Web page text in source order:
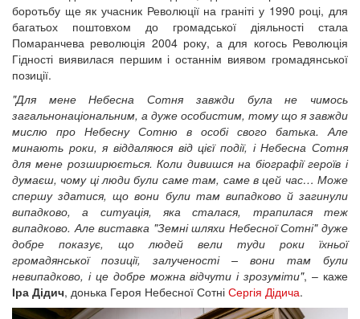
боротьбу ще як учасник Революції на граніті у 1990 році, для
багатьох поштовхом до громадської діяльності стала
Помаранчева революція 2004 року, а для когось Революція
Гідності виявилася першим і останнім виявом громадянської
позиції.
"Для мене Небесна Сотня завжди була не чимось
загальнонаціональним, а дуже особистим, тому що я завжди
мислю про Небесну Сотню в особі свого батька. Але
минають роки, я віддаляюся від цієї події, і Небесна Сотня
для мене розширюється. Коли дивишся на біографії героїв і
думаєш, чому ці люди були саме там, саме в цей час… Може
спершу здатися, що вони були там випадково й загинули
випадково, а ситуація, яка сталася, трапилася теж
випадково. Але виставка "Земні шляхи Небесної Сотні" дуже
добре показує, що людей вели туди роки їхньої
громадянської позиції, залученості – вони там були
невипадково, і це добре можна відчути і зрозуміти", – каже
Іра Дідич, донька Героя Небесної Сотні Сергія Дідича.